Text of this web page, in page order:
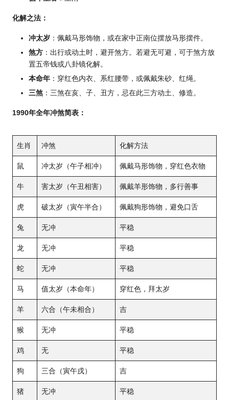
化解之法：
冲太岁 ：佩戴马形饰物，或在家中正南位摆放马形摆件。
煞方 ：出行或动土时，避开煞方。若避无可避，可于煞方放
置五帝钱或八卦镜化解。
本命年 ：穿红色内衣、系红腰带，或佩戴朱砂、红绳。
三煞 ：三煞在亥、子、丑方，忌在此三方动土、修造。
1990年全年冲煞简表：
生肖 冲煞 化解方法
鼠 冲太岁（午子相冲） 佩戴马形饰物，穿红色衣物
牛 害太岁（午丑相害） 佩戴羊形饰物，多行善事
虎 破太岁（寅午半合） 佩戴狗形饰物，避免口舌
兔 无冲 平稳
龙 无冲 平稳
蛇 无冲 平稳
马 值太岁（本命年） 穿红色，拜太岁
羊 六合（午未相合） 吉
猴 无冲 平稳
鸡 无 平稳
狗 三合（寅午戌） 吉
猪 无冲 平稳